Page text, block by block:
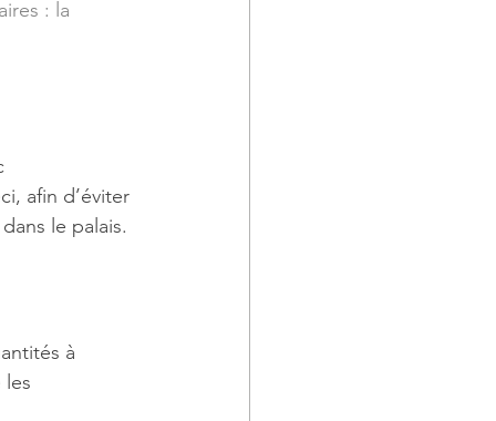
: la
afin d’éviter
le palais.
à